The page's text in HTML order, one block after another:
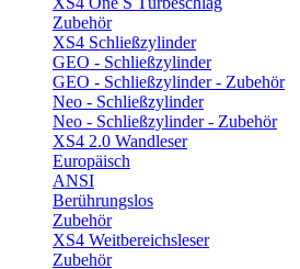
Zubehör
XS4 Schließzylinder
GEO - Schließzylinder
GEO - Schließzylinder - Zubehör
Neo - Schließzylinder
Neo - Schließzylinder - Zubehör
XS4 2.0 Wandleser
Europäisch
ANSI
Berührungslos
Zubehör
XS4 Weitbereichsleser
Zubehör